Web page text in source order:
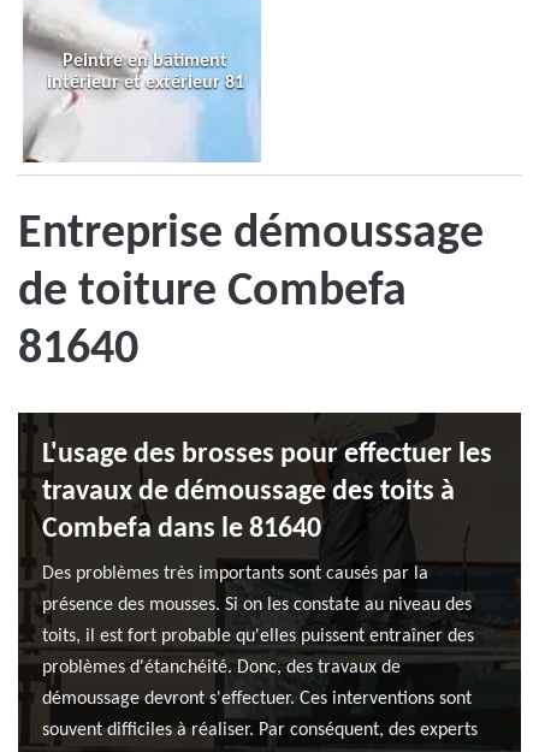
Peintre en bâtiment
intérieur et extérieur 81
Entreprise démoussage
de toiture Combefa
81640
L'usage des brosses pour effectuer les
travaux de démoussage des toits à
Combefa dans le 81640
Des problèmes très importants sont causés par la
présence des mousses. Si on les constate au niveau des
toits, il est fort probable qu'elles puissent entraîner des
problèmes d'étanchéité. Donc, des travaux de
démoussage devront s'effectuer. Ces interventions sont
souvent difficiles à réaliser. Par conséquent, des experts